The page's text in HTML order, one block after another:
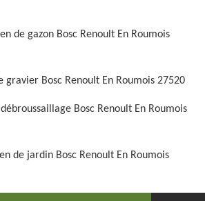
de gazon Bosc Renoult En Roumois
gravier Bosc Renoult En Roumois 27520
Bosc Renoult En Roumois
de jardin Bosc Renoult En Roumois